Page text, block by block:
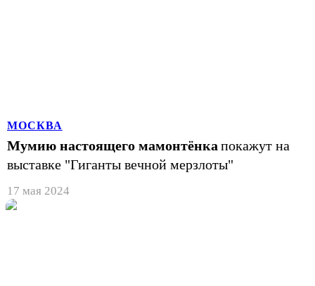
МОСКВА
Мумию настоящего мамонтёнка покажут на
выставке "Гиганты вечной мерзлоты"
17 мая 2024